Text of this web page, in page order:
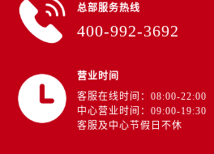
总部服务热线
400-992-3692
营业时间
客服在线时间：08:00-22:00
中心营业时间：09:00-19:30
客服及中心节假日不休